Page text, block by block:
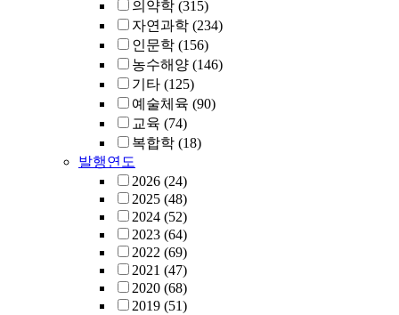
의약학 (315)
자연과학 (234)
인문학 (156)
농수해양 (146)
기타 (125)
예술체육 (90)
교육 (74)
복합학 (18)
발행연도
2026 (24)
2025 (48)
2024 (52)
2023 (64)
2022 (69)
2021 (47)
2020 (68)
2019 (51)